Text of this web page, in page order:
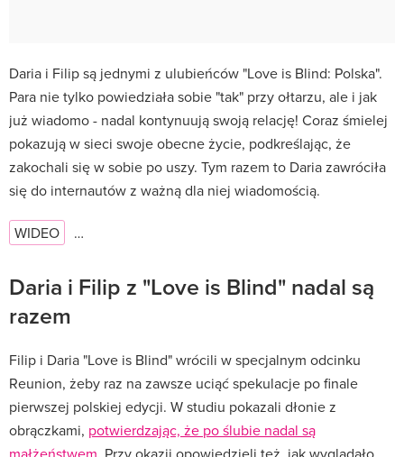
Daria i Filip są jednymi z ulubieńców "Love is Blind: Polska".
Para nie tylko powiedziała sobie "tak" przy ołtarzu, ale i jak
już wiadomo - nadal kontynuują swoją relację! Coraz śmielej
pokazują w sieci swoje obecne życie, podkreślając, że
zakochali się w sobie po uszy. Tym razem to Daria zawróciła
się do internautów z ważną dla niej wiadomością.
WIDEO …
Daria i Filip z "Love is Blind" nadal są
razem
Filip i Daria "Love is Blind" wrócili w specjalnym odcinku
Reunion, żeby raz na zawsze uciąć spekulacje po finale
pierwszej polskiej edycji. W studiu pokazali dłonie z
obrączkami, potwierdzając, że po ślubie nadal są